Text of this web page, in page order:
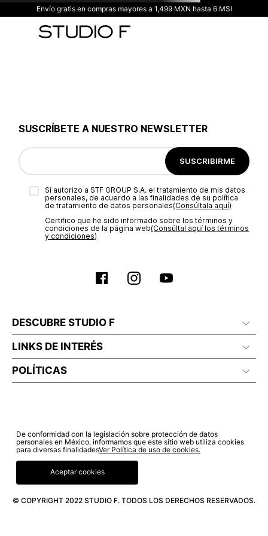
Envío gratis en compras mayores a 1,499 MXN hasta 6 MSI
SUSCRÍBETE A NUESTRO NEWSLETTER
SUSCRIBIRME
Sí autorizo a STF GROUP S.A. el tratamiento de mis datos
personales, de acuerdo a las finalidades de su política
de tratamiento de datos personales‎(Consúltala aquí)
Certifico que he sido informado sobre los términos y
condiciones de la página web‎(Consúltal aquí los términos
y condiciones)
DESCUBRE STUDIO F
LINKS DE INTERÉS
POLÍTICAS
© COPYRIGHT 2022 STUDIO F. TODOS LOS DERECHOS RESERVADOS.
De conformidad con la legislación sobre protección de datos
personales en México, informamos que este sitio web utiliza cookies
para diversas finalidadesVer Política de uso de cookies.
Aceptar cookies